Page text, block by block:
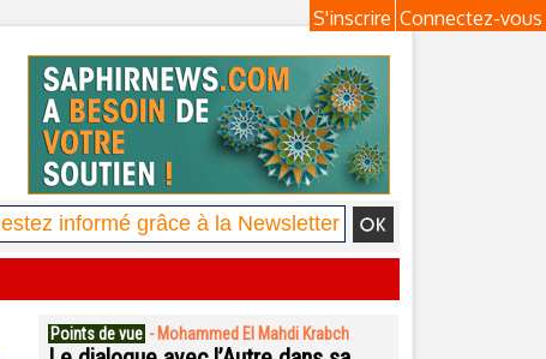
Connectez-vous
S'inscrire
Points de vue - Mohammed El Mahdi Krabch